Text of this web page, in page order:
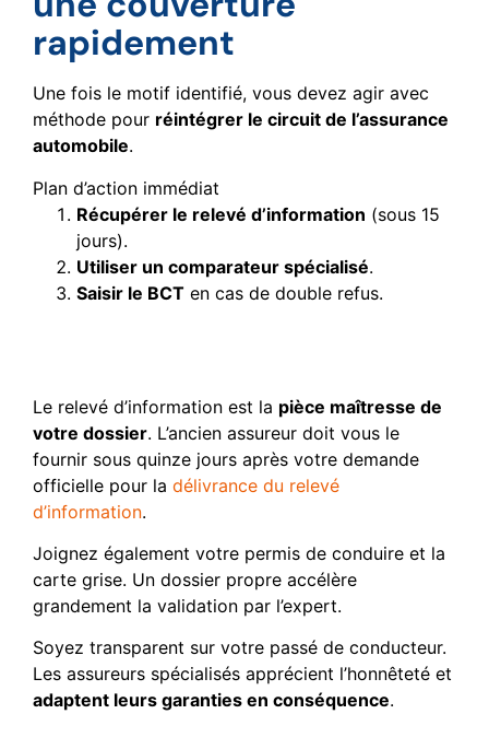
rapidement
Une fois le motif identifié, vous devez agir avec
méthode pour réintégrer le circuit de l’assurance
automobile.
Plan d’action immédiat
Récupérer le relevé d’information (sous 15
jours).
Utiliser un comparateur spécialisé.
Saisir le BCT en cas de double refus.
Le relevé d’information est la pièce maîtresse de
votre dossier. L’ancien assureur doit vous le
fournir sous quinze jours après votre demande
officielle pour la délivrance du relevé
d’information.
Joignez également votre permis de conduire et la
carte grise. Un dossier propre accélère
grandement la validation par l’expert.
Soyez transparent sur votre passé de conducteur.
Les assureurs spécialisés apprécient l’honnêteté et
adaptent leurs garanties en conséquence.